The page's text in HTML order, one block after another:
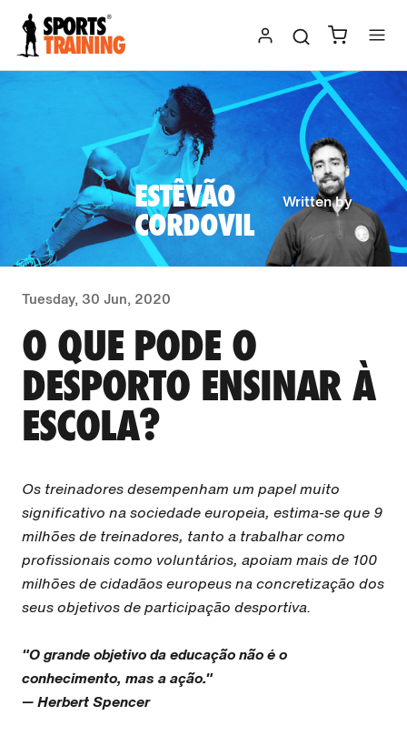
Skip
content
Written by
ESTÊVÃO
CORDOVIL
Tuesday, 30 Jun, 2020
O QUE PODE O
DESPORTO ENSINAR À
ESCOLA?
Os treinadores desempenham um papel muito
significativo na sociedade europeia, estima-se que 9
milhões de treinadores, tanto a trabalhar como
profissionais como voluntários, apoiam mais de 100
milhões de cidadãos europeus na concretização dos
seus objetivos de participação desportiva.
"O grande objetivo da educação não é o
conhecimento, mas a ação."
— Herbert Spencer